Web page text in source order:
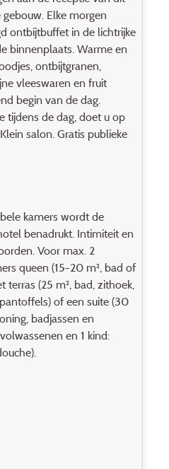
Elke morgen
ontbijtbuffet in de lichtrijke
binnenplaats. Warme en
ontbijtgranen,
vleeswaren en fruit
begin van de dag.
tijdens de dag, doet u op
salon. Gratis publieke
kamers wordt de
benadrukt. Intimiteit en
Voor max. 2
queen (15-20 m², bad of
terras (25 m², bad, zithoek,
of een suite (30
badjassen en
en 1 kind: